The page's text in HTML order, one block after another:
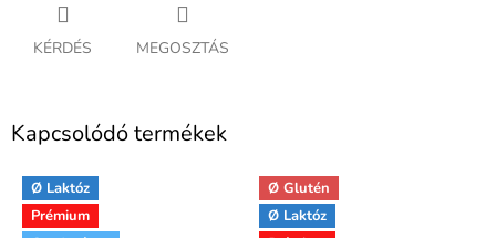
KÉRDÉS MEGOSZTÁS
Kapcsolódó termékek
Ø Laktóz
Prémium
Ø Glutén
Ø Laktóz